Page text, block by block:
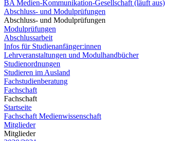
BA Medien-Kommunikation-Gesellschaft (läuft aus)
Abschluss- und Modulprüfungen
Abschluss- und Modulprüfungen
Modulprüfungen
Abschlussarbeit
Infos für Studienanfänger:innen
Lehrveranstaltungen und Modulhandbücher
Studienordnungen
Studieren im Ausland
Fachstudienberatung
Fachschaft
Fachschaft
Startseite
Fachschaft Medienwissenschaft
Mitglieder
Mitglieder